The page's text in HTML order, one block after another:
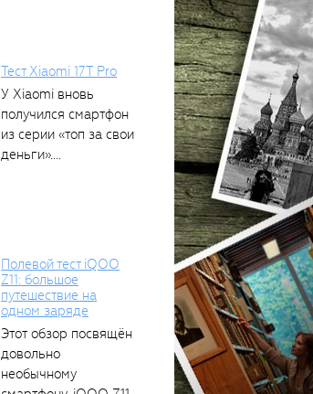
Тест Xiaomi 17T Pro
У Xiaomi вновь
получился смартфон
из серии «топ за свои
деньги»....
Полевой тест iQOO
Z11: большое
путешествие на
одном заряде
Этот обзор посвящён
довольно
необычному